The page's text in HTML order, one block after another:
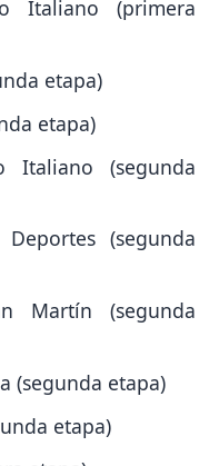
Italiano (primera
etapa)
etapa)
Italiano (segunda
(segunda
Martín (segunda
(segunda etapa)
etapa)